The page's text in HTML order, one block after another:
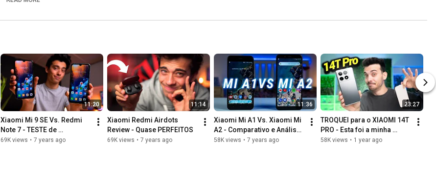
PARCERIAS/PARTNERSHIPS: geral@tonivicente.com
#oppo#opporeno16pro#opporeno16series
11:20
Xiaomi Mi 9 SE Vs. Redmi
Note 7 - TESTE de
DESEMPENHO! Aplicativos,
69K views • 7 years ago
11:14
Xiaomi Redmi Airdots
Review - Quase PERFEITOS
69K views • 7 years ago
11:36
Xiaomi Mi A1 Vs. Xiaomi Mi
A2 - Comparativo e Análise
em Português
58K views • 7 years ago
23:27
TROQUEI para o XIAOMI 14T
PRO - Esta foi a minha
experiência Review
58K views • 1 year ago